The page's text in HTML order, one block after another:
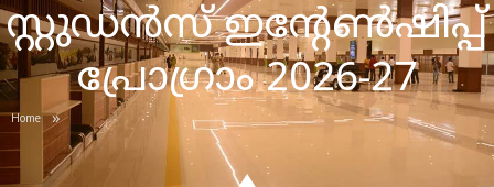
സ്റ്റുഡൻസ് ഇൻ്റേൺഷിപ്പ്
പ്രോഗ്രാം 2026-27
Home »